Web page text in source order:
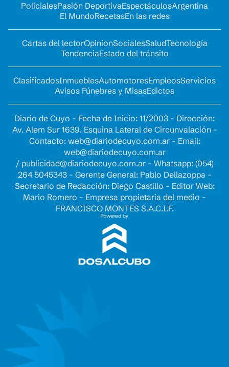
PolicialesPasión DeportivaEspectáculosArgentina
El MundoRecetasEn las redes
Cartas del lectorOpinionSocialesSaludTecnología
TendenciaEstado del tránsito
ClasificadosInmueblesAutomotoresEmpleosServicios
Avisos Fúnebres y MisasEdictos
Diario de Cuyo - Fecha de Inicio: 11/2003 - Dirección:
Av. Alem Sur 1639. Esquina Lateral de Circunvalación -
Contacto: web@diariodecuyo.com.ar- Email:
web@diariodecuyo.com.ar
/ publicidad@diariodecuyo.com.ar- Whatsapp: (054)
264 5045343 - Gerente General: Pablo Dellazoppa -
Secretario de Redacción: Diego Castillo - Editor Web:
Mario Romero - Empresa propietaria del medio -
FRANCISCO MONTES S.A.C.I.F.